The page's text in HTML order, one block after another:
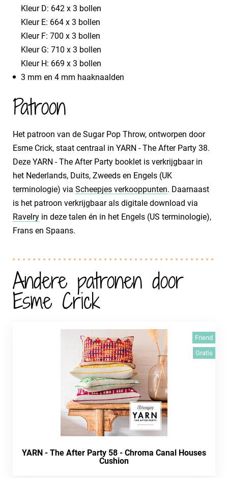
Kleur D: 642 x 3 bollen
Kleur E: 664 x 3 bollen
Kleur F: 700 x 3 bollen
Kleur G: 710 x 3 bollen
Kleur H: 669 x 3 bollen
3 mm en 4 mm haaknaalden
Patroon
Het patroon van de Sugar Pop Throw, ontworpen door
Esme Crick, staat centraal in YARN - The After Party 38.
Deze YARN - The After Party booklet is verkrijgbaar in
het Nederlands, Duits, Zweeds en Engels (UK
terminologie) via Scheepjes verkooppunten. Daarnaast
is het patroon verkrijgbaar als digitale download via
Ravelry in deze talen én in het Engels (US terminologie),
Frans en Spaans.
Andere patronen door
Esme Crick
Friend
Gratis
YARN - The After Party 58 - Chroma Canal Houses
Cushion